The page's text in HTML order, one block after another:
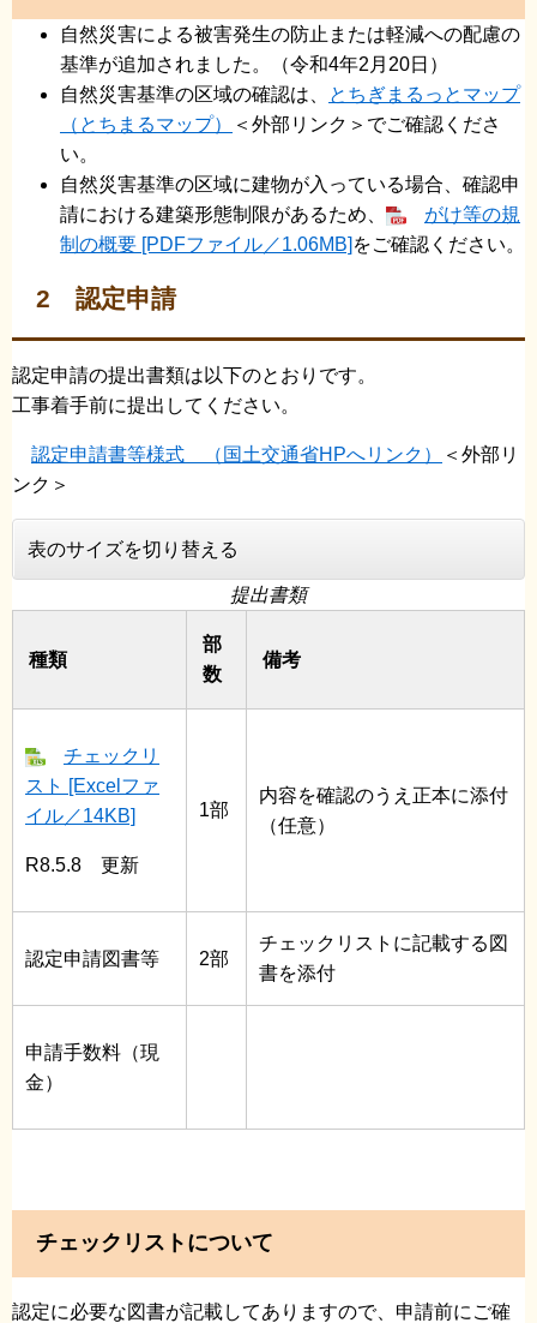
自然災害による被害発生の防止または軽減への配慮の
基準が追加されました。（令和4年2月20日）
自然災害基準の区域の確認は、
とちぎまるっとマップ
（とちまるマップ）
＜外部リンク＞ でご確認くださ
い。
自然災害基準の区域に建物が入っている場合、確認申
請における建築形態制限があるため、
がけ等の規
制の概要 [PDFファイル／1.06MB] をご確認ください。
2 認定申請
認定申請の提出書類は以下のとおりです。
工事着手前に提出してください。
認定申請書等様式 （国土交通省HPへリンク）
＜外部リ
ンク＞
表のサイズを切り替える
提出書類
種類
部
数
備考
チェックリ
スト [Excelファ
イル／14KB]
R8.5.8 更新
1部
内容を確認のうえ正本に添付
（任意）
認定申請図書等 2部
チェックリストに記載する図
書を添付
申請手数料（現
金）
チェックリストについて
認定に必要な図書が記載してありますので、申請前にご確